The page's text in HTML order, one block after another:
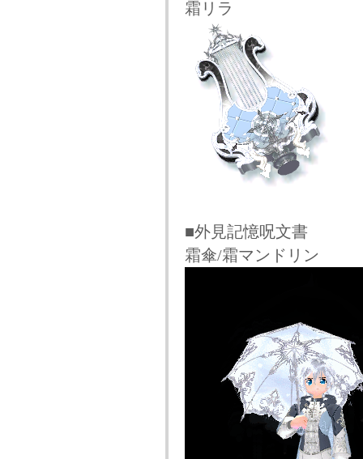
霜リラ
■外見記憶呪文書
霜傘/霜マンドリン